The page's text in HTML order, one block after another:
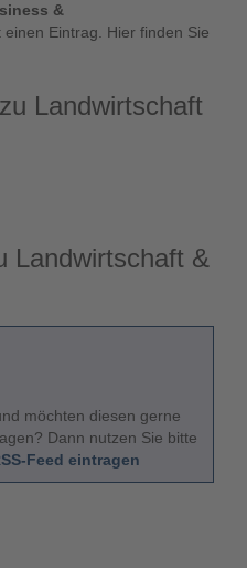
&
einen Eintrag. Hier finden Sie
Landwirtschaft
Landwirtschaft &
möchten diesen gerne
Dann nutzen Sie bitte
Feed eintragen